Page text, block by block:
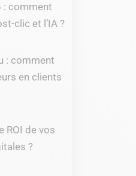
: comment
clic et l’IA ?
: comment
en clients
ROI de vos
?